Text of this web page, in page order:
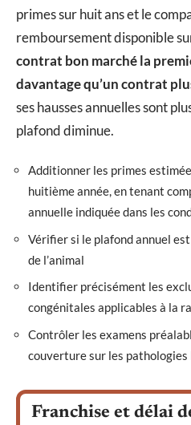
primes sur huit ans et le
remboursement disponible
contrat bon marché la
davantage qu’un contrat
ses hausses annuelles sont
plafond diminue.
Additionner les primes
huitième année, en tenant
annuelle indiquée dans les
Vérifier si le plafond annuel
de l’animal
Identifier précisément les
congénitales applicables à la
Contrôler les examens
couverture sur les pathologies
Franchise et délai